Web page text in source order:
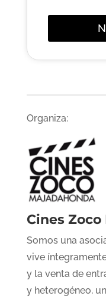
Organiza:
Cines
Somos una
vive
y la venta de
y heterogéneo,